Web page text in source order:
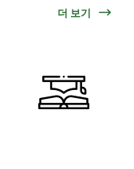
더 보기